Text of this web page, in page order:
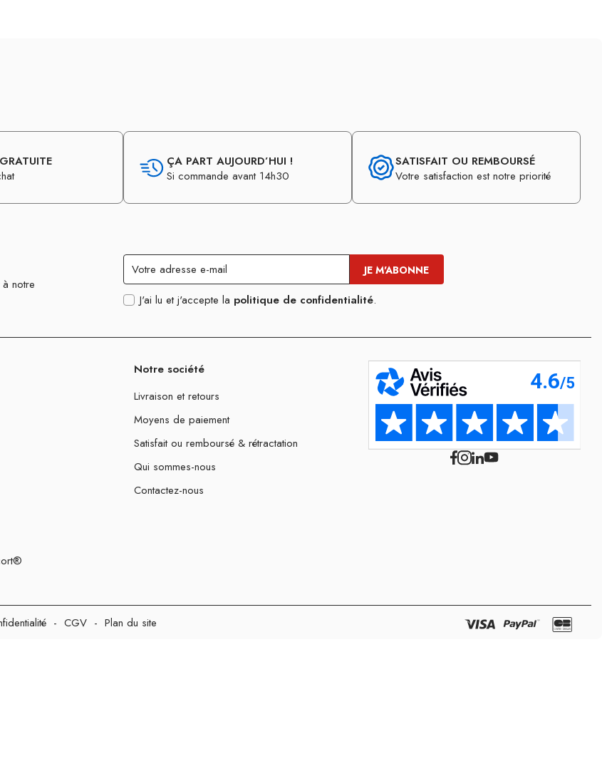
ÇA PART AUJOURD’HUI !
Si commande avant 14h30
SATISFAIT OU REMBOURSÉ
Votre satisfaction est notre priorité
notre
J'ai lu et j'accepte la politique de confidentialité.
Notre société
Livraison et retours
Moyens de paiement
Satisfait ou remboursé & rétractation
Qui sommes-nous
Contactez-nous
- CGV - Plan du site